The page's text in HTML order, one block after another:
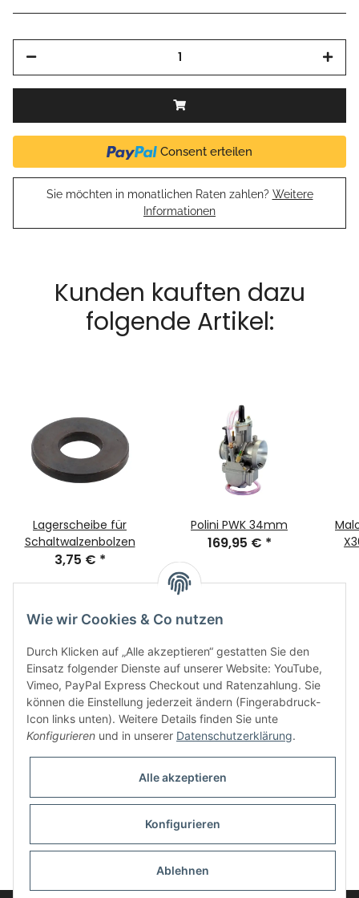
Consent erteilen
Sie möchten in monatlichen Raten zahlen? Weitere
Informationen
Kunden kauften dazu
folgende Artikel:
Lagerscheibe für
Schaltwalzenbolzen
3,75 € *
Polini PWK 34mm
169,95 € *
Informationen
* Alle Preise inkl. gesetzlicher USt., zzgl.Versand
Wie wir Cookies & Co nutzen
Durch Klicken auf „Alle akzeptieren“ gestatten Sie den
Einsatz folgender Dienste auf unserer Website: YouTube,
Vimeo, PayPal Express Checkout und Ratenzahlung. Sie
können die Einstellung jederzeit ändern (Fingerabdruck-
Icon links unten). Weitere Details finden Sie unte
Konfigurieren und in unserer Datenschutzerklärung.
Alle akzeptieren
Konfigurieren
Ablehnen